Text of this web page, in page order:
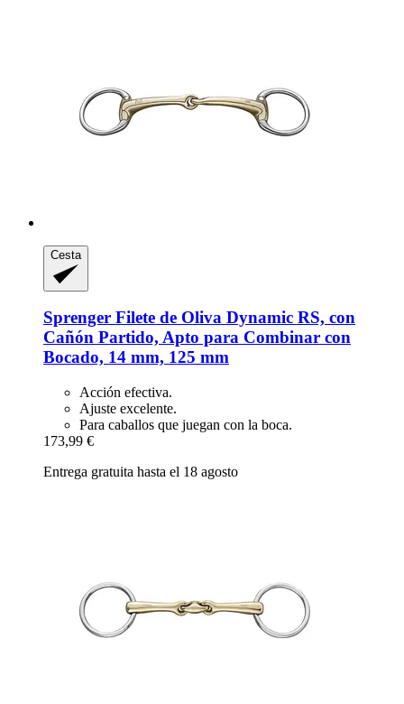
Cesta
Sprenger Filete de Oliva Dynamic RS, con
Cañón Partido, Apto para Combinar con
Bocado, 14 mm, 125 mm
Acción efectiva.
Ajuste excelente.
Para caballos que juegan con la boca.
173,99 €
Entrega gratuita hasta el 18 agosto